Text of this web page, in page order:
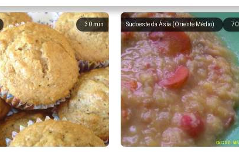
30 min 70
Sudoeste da Ásia (Oriente Médio)